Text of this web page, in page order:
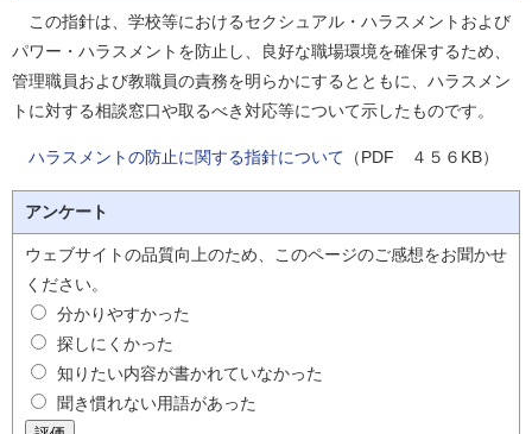
この指針は、学校等におけるセクシュアル・ハラスメントおよび
パワー・ハラスメントを防止し、良好な職場環境を確保するため、
管理職員および教職員の責務を明らかにするとともに、ハラスメン
トに対する相談窓口や取るべき対応等について示したものです。
ハラスメントの防止に関する指針について （PDF ４５６KB）
アンケート
ウェブサイトの品質向上のため、このページのご感想をお聞かせ
ください。
分かりやすかった
探しにくかった
知りたい内容が書かれていなかった
聞き慣れない用語があった